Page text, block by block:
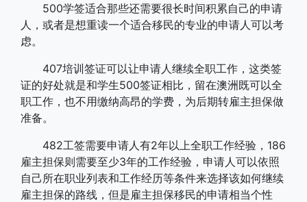
500学签适合那些还需要很长时间积累自己的申请
人，或者是想重读一个适合移民的专业的申请人可以考
虑。
407培训签证可以让申请人继续全职工作，这类签
证的好处就是和学生500签证相比，留在澳洲既可以全
职工作，也不用缴纳高昂的学费，为后期转雇主担保做
准备。
482工签需要申请人有2年以上全职工作经验，186
雇主担保则需要至少3年的工作经验，申请人可以依照
自己所在职业列表和工作经历等条件来选择该如何继续
雇主担保的路线，但是雇主担保移民的申请相当个性